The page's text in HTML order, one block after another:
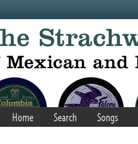
Home Search Songs